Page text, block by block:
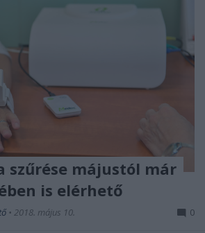
szűrése májustól már
is elérhető
• 2018. május 10. 0